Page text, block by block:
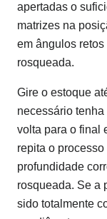
apertadas o
matrizes na
em ângulos
rosqueada.
Gire o estoque
necessário
volta para o final
repita o
profundidade
rosqueada. Se a
sido totalmente